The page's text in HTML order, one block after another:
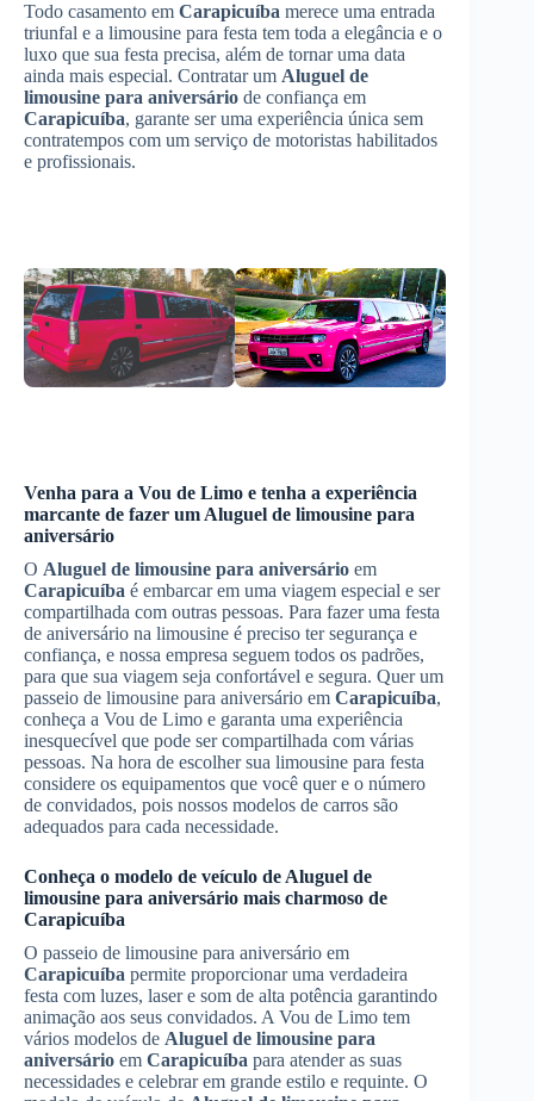
Todo casamento em Carapicuíba merece uma entrada
triunfal e a limousine para festa tem toda a elegância e o
luxo que sua festa precisa, além de tornar uma data
ainda mais especial. Contratar um Aluguel de
limousine para aniversário de confiança em
Carapicuíba, garante ser uma experiência única sem
contratempos com um serviço de motoristas habilitados
e profissionais.
Venha para a Vou de Limo e tenha a experiência
marcante de fazer um Aluguel de limousine para
aniversário
O Aluguel de limousine para aniversário em
Carapicuíba é embarcar em uma viagem especial e ser
compartilhada com outras pessoas. Para fazer uma festa
de aniversário na limousine é preciso ter segurança e
confiança, e nossa empresa seguem todos os padrões,
para que sua viagem seja confortável e segura. Quer um
passeio de limousine para aniversário em Carapicuíba,
conheça a Vou de Limo e garanta uma experiência
inesquecível que pode ser compartilhada com várias
pessoas. Na hora de escolher sua limousine para festa
considere os equipamentos que você quer e o número
de convidados, pois nossos modelos de carros são
adequados para cada necessidade.
Conheça o modelo de veículo de Aluguel de
limousine para aniversário mais charmoso de
Carapicuíba
O passeio de limousine para aniversário em
Carapicuíba permite proporcionar uma verdadeira
festa com luzes, laser e som de alta potência garantindo
animação aos seus convidados. A Vou de Limo tem
vários modelos de Aluguel de limousine para
aniversário em Carapicuíba para atender as suas
necessidades e celebrar em grande estilo e requinte. O